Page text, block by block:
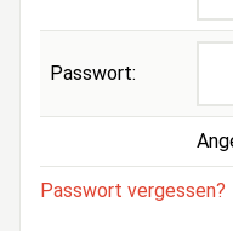
Passwort:
Passwort vergessen?